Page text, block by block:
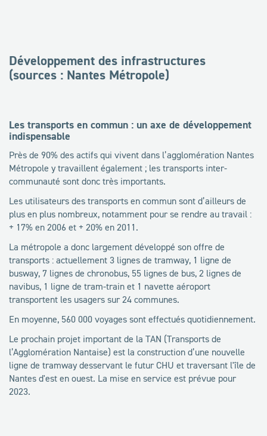
Développement des infrastructures
(sources : Nantes Métropole)
Les transports en commun : un axe de développement
indispensable
Près de 90% des actifs qui vivent dans l’agglomération Nantes
Métropole y travaillent également ; les transports inter-
communauté sont donc très importants.
Les utilisateurs des transports en commun sont d’ailleurs de
plus en plus nombreux, notamment pour se rendre au travail :
+ 17% en 2006 et + 20% en 2011.
La métropole a donc largement développé son offre de
transports : actuellement 3 lignes de tramway, 1 ligne de
busway, 7 lignes de chronobus, 55 lignes de bus, 2 lignes de
navibus, 1 ligne de tram-train et 1 navette aéroport
transportent les usagers sur 24 communes.
En moyenne, 560 000 voyages sont effectués quotidiennement.
Le prochain projet important de la TAN (Transports de
l’Agglomération Nantaise) est la construction d’une nouvelle
ligne de tramway desservant le futur CHU et traversant l'île de
Nantes d'est en ouest. La mise en service est prévue pour
2023.